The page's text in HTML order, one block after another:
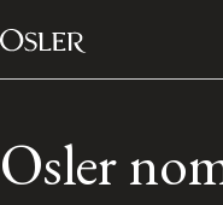
Passer au contenu
Main
Osler